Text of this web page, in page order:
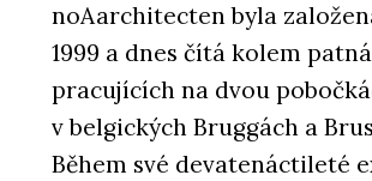
noAarchitecten byla
1999 a dnes čítá kolem
pracujících na dvou
v belgických Bruggách a
Během své devatenáctileté